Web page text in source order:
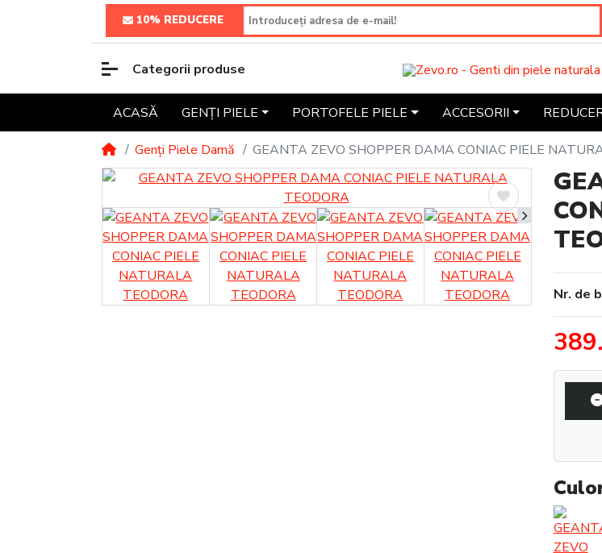
10% REDUCERE
Categorii produse
ACASĂ GENȚI PIELE PORTOFELE PIELE ACCESORII
Genți Piele Damă GEANTA ZEVO SHOPPER DAMA CONIAC PIELE
Nr. de